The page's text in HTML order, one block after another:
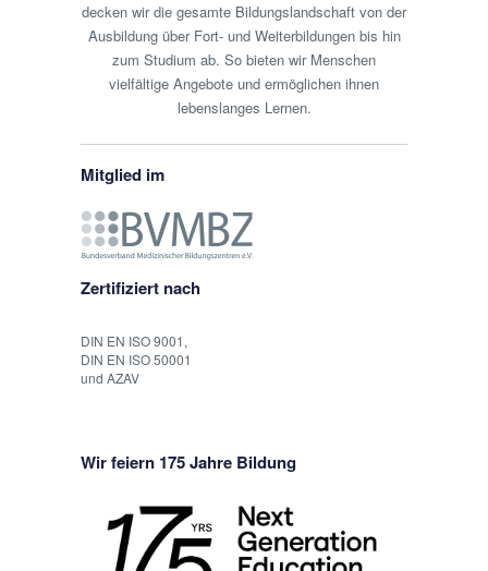
decken wir die gesamte Bildungslandschaft von der
Ausbildung über Fort- und Weiterbildungen bis hin
zum Studium ab. So bieten wir Menschen
vielfältige Angebote und ermöglichen ihnen
lebenslanges Lernen.
Mitglied im
Zertifiziert nach
DIN EN ISO 9001,
DIN EN ISO 50001
und AZAV
Wir feiern 175 Jahre Bildung